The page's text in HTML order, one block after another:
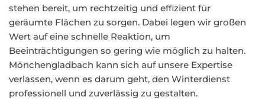
stehen bereit, um rechtzeitig und effizient für
geräumte Flächen zu sorgen. Dabei legen wir großen
Wert auf eine schnelle Reaktion, um
Beeinträchtigungen so gering wie möglich zu halten.
Mönchengladbach kann sich auf unsere Expertise
verlassen, wenn es darum geht, den Winterdienst
professionell und zuverlässig zu gestalten.